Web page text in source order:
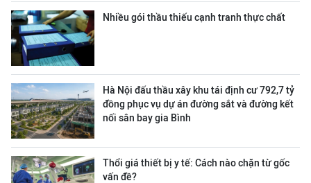
Nhiều gói thầu thiếu cạnh tranh thực chất
Hà Nội đấu thầu xây khu tái định cư 792,7 tỷ
đồng phục vụ dự án đường sắt và đường kết
nối sân bay gia Bình
Thổi giá thiết bị y tế: Cách nào chặn từ gốc
vấn đề?